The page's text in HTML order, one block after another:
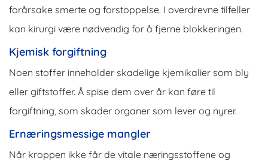
forårsake smerte og forstoppelse. I overdrevne tilfeller
kan kirurgi være nødvendig for å fjerne blokkeringen.
Kjemisk forgiftning
Noen stoffer inneholder skadelige kjemikalier som bly
eller giftstoffer. Å spise dem over år kan føre til
forgiftning, som skader organer som lever og nyrer.
Ernæringsmessige mangler
Når kroppen ikke får de vitale næringsstoffene og